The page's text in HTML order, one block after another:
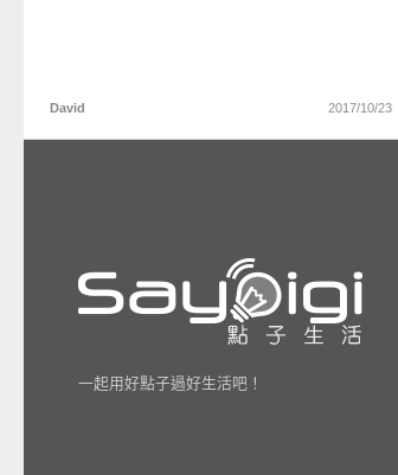
David 2017/10/23
一起用好點子過好生活吧！